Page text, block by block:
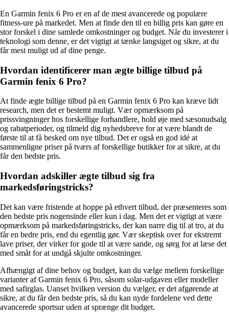
En Garmin fenix 6 Pro er en af de mest avancerede og populære
fitness-ure på markedet. Men at finde den til en billig pris kan gøre en
stor forskel i dine samlede omkostninger og budget. Når du investerer i
teknologi som denne, er det vigtigt at tænke langsiget og sikre, at du
får mest muligt ud af dine penge.
Hvordan identificerer man ægte billige tilbud på
Garmin fenix 6 Pro?
At finde ægte billige tilbud på en Garmin fenix 6 Pro kan kræve lidt
research, men det er bestemt muligt. Vær opmærksom på
prissvingninger hos forskellige forhandlere, hold øje med sæsonudsalg
og rabatperioder, og tilmeld dig nyhedsbreve for at være blandt de
første til at få besked om nye tilbud. Det er også en god idé at
sammenligne priser på tværs af forskellige butikker for at sikre, at du
får den bedste pris.
Hvordan adskiller ægte tilbud sig fra
markedsføringstricks?
Det kan være fristende at hoppe på ethvert tilbud, der præsenteres som
den bedste pris nogensinde eller kun i dag. Men det er vigtigt at være
opmærksom på markedsføringstricks, der kan narre dig til at tro, at du
får en bedre pris, end du egentlig gør. Vær skeptisk over for ekstremt
lave priser, der virker for gode til at være sande, og sørg for at læse det
med småt for at undgå skjulte omkostninger.
Afhængigt af dine behov og budget, kan du vælge mellem forskellige
varianter af Garmin fenix 6 Pro, såsom solar-udgaven eller modeller
med safirglas. Uanset hvilken version du vælger, er det afgørende at
sikre, at du får den bedste pris, så du kan nyde fordelene ved dette
avancerede sportsur uden at sprænge dit budget.